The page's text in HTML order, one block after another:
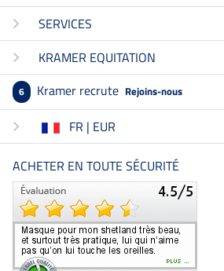
SERVICES
KRAMER EQUITATION
6 Kramer recrute Rejoins-nous
FR | EUR
ACHETER EN TOUTE SÉCURITÉ